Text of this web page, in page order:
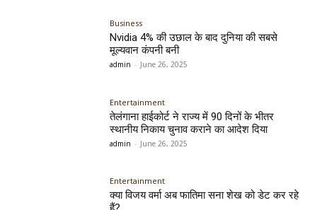
Business
Nvidia 4% की उछाल के बाद दुनिया की सबसे
मूल्यवान कंपनी बनी
admin - June 26, 2025
Entertainment
तेलंगाना हाईकोर्ट ने राज्य में 90 दिनों के भीतर
स्थानीय निकाय चुनाव कराने का आदेश दिया
admin - June 26, 2025
Entertainment
क्या विजय वर्मा अब फातिमा सना शेख को डेट कर रहे